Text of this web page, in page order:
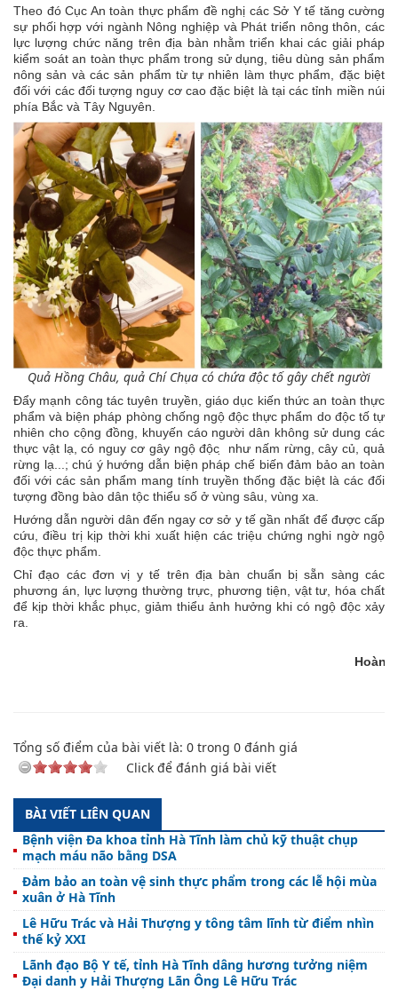
Theo đó Cục An toàn thực phẩm đề nghị các Sở Y tế tăng cường
sự phối hợp với ngành Nông nghiệp và Phát triển nông thôn, các
lực lượng chức năng trên địa bàn nhằm triển khai các giải pháp
kiểm soát an toàn thực phẩm trong sử dụng, tiêu dùng sản phẩm
nông sản và các sản phẩm từ tự nhiên làm thực phẩm, đặc biệt
đối với các đối tượng nguy cơ cao đặc biệt là tại các tỉnh miền núi
phía Bắc và Tây Nguyên.
Quả Hồng Châu, quả Chí Chụa có chứa độc tố gây chết người
Đẩy mạnh công tác tuyên truyền, giáo dục kiến thức an toàn thực
phẩm và biện pháp phòng chống ngộ độc thực phẩm do độc tố tự
nhiên cho cộng đồng, khuyến cáo người dân không sử dung các
thực vật lạ, có nguy cơ gây ngộ độc ̣ như nấm rừng, cây củ, quả
rừng lạ...; chú ý hướng dẫn biện pháp chế biến đảm bảo an toàn
đối với các sản phẩm mang tính truyền thống đặc biệt là các đối
tượng đồng bào dân tộc thiểu số ở vùng sâu, vùng xa.
Hướng dẫn người dân đến ngay cơ sở y tế gần nhất để được cấp
cứu, điều trị kịp thời khi xuất hiện các triệu chứng nghi ngờ ngộ
độc thực phẩm.
Chỉ đạo các đơn vị y tế trên địa bàn chuẩn bị sẵn sàng các
phương án, lực lượng thường trực, phương tiện, vật tư, hóa chất
để kịp thời khắc phục, giảm thiểu ảnh hưởng khi có ngộ độc xảy
ra.
Hoàng
Tổng số điểm của bài viết là: 0 trong 0 đánh giá
Click để đánh giá bài viết
BÀI VIẾT LIÊN QUAN
Bệnh viện Đa khoa tỉnh Hà Tĩnh làm chủ kỹ thuật chụp
mạch máu não bằng DSA
Đảm bảo an toàn vệ sinh thực phẩm trong các lễ hội mùa
xuân ở Hà Tĩnh
Lê Hữu Trác và Hải Thượng y tông tâm lĩnh từ điểm nhìn
thế kỷ XXI
Lãnh đạo Bộ Y tế, tỉnh Hà Tĩnh dâng hương tưởng niệm
Đại danh y Hải Thượng Lãn Ông Lê Hữu Trác